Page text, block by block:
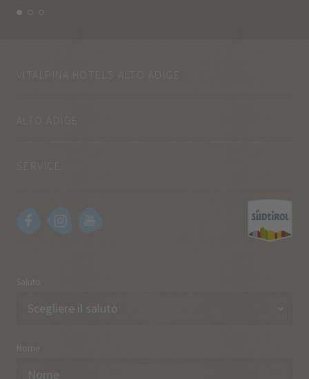
VITALPINA HOTELS ALTO ADIGE
ALTO ADIGE
Saluto
Nome